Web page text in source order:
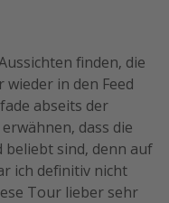
finden, die
in den Feed
abseits der
dass die
sind, denn auf
ich definitiv nicht
Tour lieber sehr